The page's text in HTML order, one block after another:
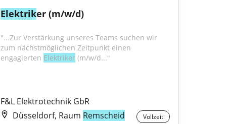
Elektriker (m/w/d)
"...Zur Verstärkung unseres Teams suchen wir
zum nächstmöglichen Zeitpunkt einen
engagierten Elektriker (m/w/d..."
F&L Elektrotechnik GbR
Düsseldorf, Raum Remscheid Vollzeit